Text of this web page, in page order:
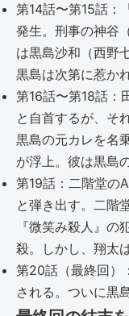
第14話〜第15話：
発生。刑事の神谷
は黒島沙和（西野
黒島は次第に惹か
第16話〜第18話：
と自首するが、そ
黒島の元カレを名
が浮上。彼は黒島
第19話：二階堂の
と弾き出す。二階
『微笑み殺人』の
殺。しかし、翔太
第20話（最終回）
される。ついに黒